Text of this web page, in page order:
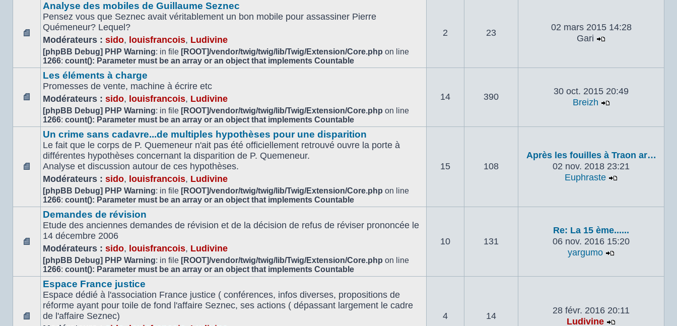
lu
Aucun
message
non
lu
Analyse des mobiles de Guillaume Seznec
Pensez vous que Seznec avait véritablement un bon mobile pour assassiner Pierre
Quémeneur? Lequel?
Modérateurs : sido, louisfrancois, Ludivine
[phpBB Debug] PHP Warning: in file [ROOT]/vendor/twig/twig/lib/Twig/Extension/Core.php on line
1266: count(): Parameter must be an array or an object that implements Countable
2 23
02 mars 2015 14:28
Gari
Aucun
message
non
lu
Les éléments à charge
Promesses de vente, machine à écrire etc
Modérateurs : sido, louisfrancois, Ludivine
[phpBB Debug] PHP Warning: in file [ROOT]/vendor/twig/twig/lib/Twig/Extension/Core.php on line
1266: count(): Parameter must be an array or an object that implements Countable
14 390
30 oct. 2015 20:49
Breizh
Aucun
message
non
lu
Un crime sans cadavre...de multiples hypothèses pour une disparition
Le fait que le corps de P. Quemeneur n'ait pas été officiellement retrouvé ouvre la porte à
différentes hypothèses concernant la disparition de P. Quemeneur.
Analyse et discussion autour de ces hypothèses.
Modérateurs : sido, louisfrancois, Ludivine
[phpBB Debug] PHP Warning: in file [ROOT]/vendor/twig/twig/lib/Twig/Extension/Core.php on line
1266: count(): Parameter must be an array or an object that implements Countable
15 108
Après les fouilles à Traon ar…
02 nov. 2018 23:21
Euphraste
Aucun
message
non
lu
Demandes de révision
Etude des anciennes demandes de révision et de la décision de refus de réviser prononcée le
14 décembre 2006
Modérateurs : sido, louisfrancois, Ludivine
[phpBB Debug] PHP Warning: in file [ROOT]/vendor/twig/twig/lib/Twig/Extension/Core.php on line
1266: count(): Parameter must be an array or an object that implements Countable
10 131
Re: La 15 ème......
06 nov. 2016 15:20
yargumo
Espace France justice
Espace dédié à l'association France justice ( conférences, infos diverses, propositions de
réforme ayant pour toile de fond l'affaire Seznec, ses actions ( dépassant largement le cadre
de l'affaire Seznec)
4 14
28 févr. 2016 20:11
Ludivine